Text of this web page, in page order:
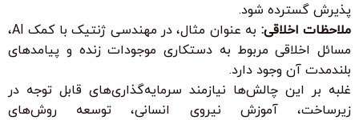
پذیرش گسترده شود.
ملاحظات اخلاقی:
به عنوان مثال، در مهندسی ژنتیک با کمک AI،
مسائل اخلاقی مربوط به دستکاری موجودات زنده و پیامدهای
بلندمدت آن وجود دارد.
غلبه بر این چالش‌ها نیازمند سرمایه‌گذاری‌های قابل توجه در
زیرساخت، آموزش نیروی انسانی، توسعه روش‌های